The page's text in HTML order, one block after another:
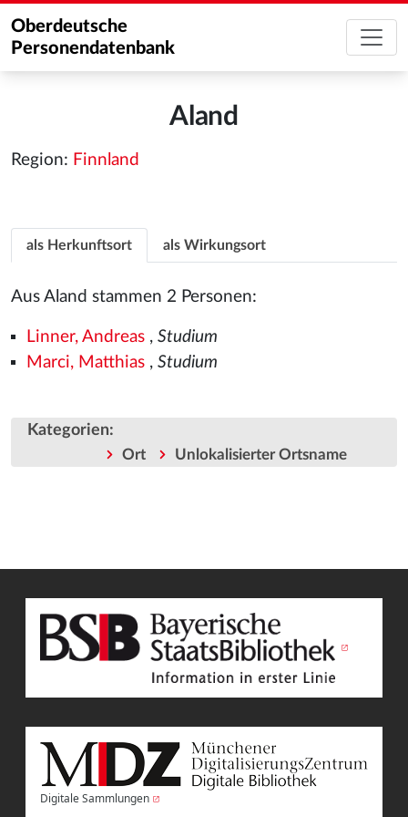
Oberdeutsche
Personendatenbank
Aland
Region: Finnland
als Herkunftsort als Wirkungsort
Aus Aland stammen 2 Personen:
Linner, Andreas, Studium
Marci, Matthias, Studium
Kategorien:
Ort Unlokalisierter Ortsname
Digitale Sammlungen